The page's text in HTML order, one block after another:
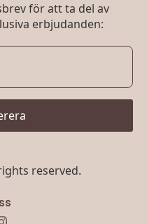
för att ta del av
erbjudanden:
reserved.